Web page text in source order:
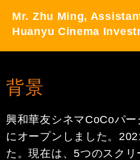
Mr. Zhu Ming,
Huanyu Cinema
背景
興和華友シネマCoCoパ
にオープンしました。
た。現在は、5つのスク